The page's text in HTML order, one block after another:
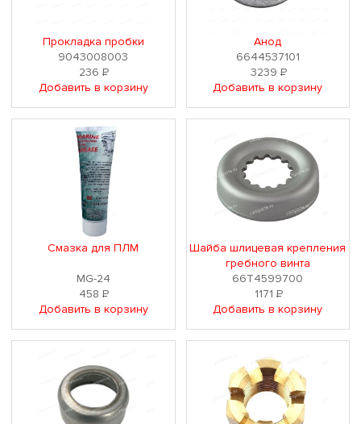
Прокладка пробки
9043008003
236Р
Добавить в корзину
Анод
6644537101
3239 Р
Добавить в корзину
Смазка для ПЛМ
MG-24
458Р
Добавить в корзину
Шайба шлицевая крепления
гребного винта
66T4599700
1171 Р
Добавить в корзину